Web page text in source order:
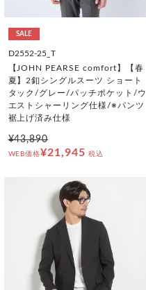
SALE
D2552-25_T
【JOHN PEARSE comfort】【春
夏】2釦シングルスーツ ショート
タック/グレー/パッチポケット/ウ
エストシャーリング仕様/※パンツ
裾上げ済み仕様
¥43,890
WEB価格¥21,945 税込